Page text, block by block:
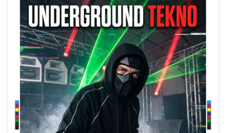
度、印刷に優しいコントラスト、ポスター対応デザイン、透
かしなし --ar 4:5